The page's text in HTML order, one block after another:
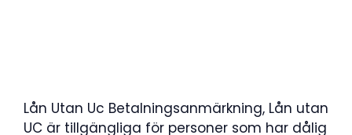
Lån Utan Uc Betalningsanmärkning, Lån utan
UC är tillgängliga för personer som har dålig